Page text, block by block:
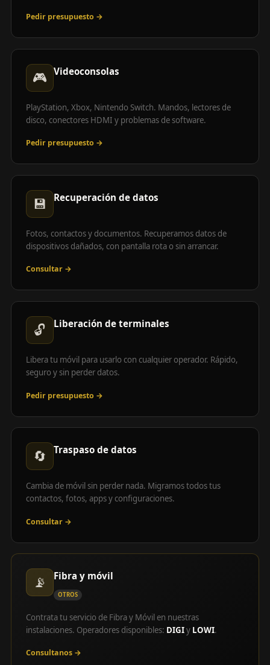
Pedir presupuesto →
🎮 Videoconsolas
PlayStation, Xbox, Nintendo Switch. Mandos, lectores de
disco, conectores HDMI y problemas de software.
Pedir presupuesto →
💾 Recuperación de datos
Fotos, contactos y documentos. Recuperamos datos de
dispositivos dañados, con pantalla rota o sin arrancar.
Consultar →
🔓 Liberación de terminales
Libera tu móvil para usarlo con cualquier operador. Rápido,
seguro y sin perder datos.
Pedir presupuesto →
🔄 Traspaso de datos
Cambia de móvil sin perder nada. Migramos todos tus
contactos, fotos, apps y configuraciones.
Consultar →
📡 Fibra y móvil
OTROS
Contrata tu servicio de Fibra y Móvil en nuestras
instalaciones. Operadores disponibles: DIGIy LOWI.
Consultanos →